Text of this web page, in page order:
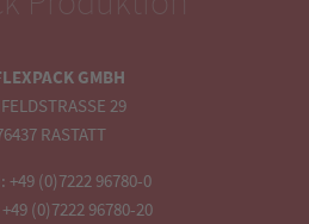
GMBH
29
RASTATT
+49 (0)7222 96780-0
(0)7222 96780-20